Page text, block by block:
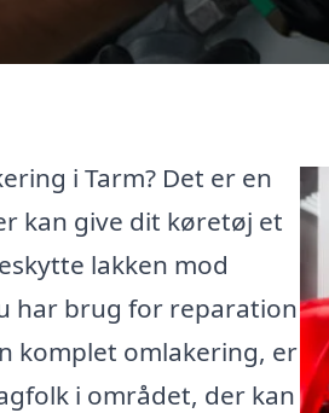
i Tarm? Det er en
kan give dit køretøj et
lakken mod
har brug for reparation
komplet omlakering, er
i området, der kan